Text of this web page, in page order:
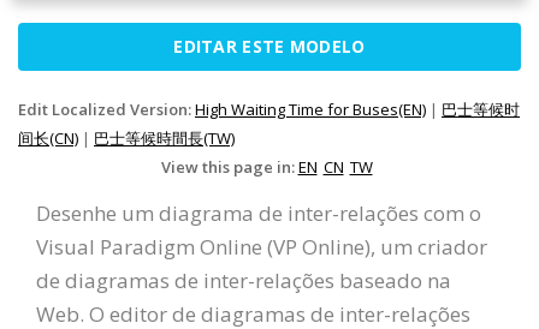
EDITAR ESTE MODELO
Edit Localized Version:High Waiting Time for Buses(EN) | 巴士等候时
间长(CN) | 巴士等候時間長(TW)
View this page in:EN CN TW
Desenhe um diagrama de inter-relações com o
Visual Paradigm Online (VP Online), um criador
de diagramas de inter-relações baseado na
Web. O editor de diagramas de inter-relações